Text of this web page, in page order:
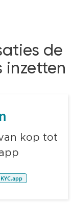
de
inzetten
kop tot
KYC.app